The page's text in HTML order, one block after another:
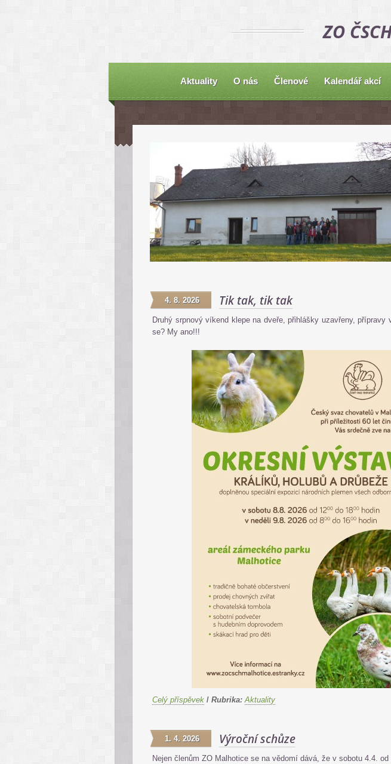
ZO
Aktuality O nás Členové Kalendář akcí
Tik tak, tik tak
4. 8. 2026
Druhý srpnový víkend klepe na dveře, přihlášky uzavřeny, přípravy
se? My ano!!!
Celý příspěvek / Rubrika: Aktuality
Výroční schůze
1. 4. 2026
Nejen členům ZO Malhotice se na vědomí dává, že v sobotu 4.4.